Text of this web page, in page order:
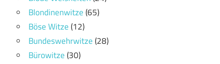
Blondinenwitze(65)
Böse Witze(12)
Bundeswehrwitze(28)
Bürowitze(30)